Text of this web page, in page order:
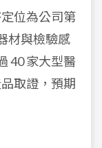
定位為公司第
材與檢驗感
40 家大型醫
取證，預期